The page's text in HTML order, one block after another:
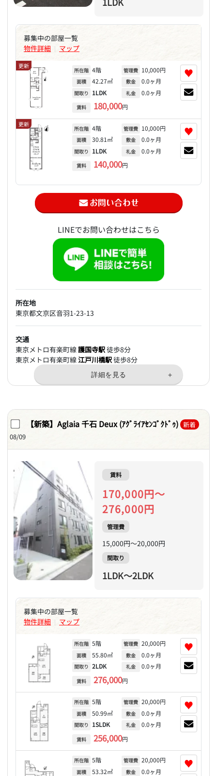
募集中の部屋一覧
物件詳細 | マップ
更新
所在階 4階
面積 42.27㎡
間取り 1LDK
賃料 180,000円
管理費 10,000円
敷金 0.0ヶ月
礼金 0.0ヶ月
♥
更新
所在階 4階
面積 30.81㎡
間取り 1LDK
賃料 140,000円
管理費 10,000円
敷金 0.0ヶ月
礼金 0.0ヶ月
♥
LINEでお問い合わせはこちら
所在地
東京都文京区音羽1-23-13
交通
東京メトロ有楽町線護国寺駅徒歩8分
東京メトロ有楽町線江戸川橋駅徒歩8分
【新築】Aglaia 千石 Deux (ｱｸﾞﾗｲｱｾﾝｺﾞｸﾄﾞｩ) 新着
08/09
賃料
170,000円～
276,000円
管理費
15,000円～20,000円
間取り
1LDK～2LDK
募集中の部屋一覧
物件詳細 | マップ
所在階 5階
面積 55.80㎡
間取り 2LDK
賃料 276,000円
管理費 20,000円
敷金 0.0ヶ月
礼金 0.0ヶ月
♥
所在階 5階
面積 50.99㎡
間取り 1SLDK
賃料 256,000円
管理費 20,000円
敷金 0.0ヶ月
礼金 0.0ヶ月
♥
所在階 5階
面積 53.32㎡
管理費 20,000円
敷金 0.0ヶ月
♥